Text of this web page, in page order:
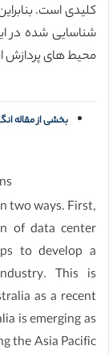
کلیدی است.
شناسایی شده در
محیط های پردازش
بخشی از مقاله
two ways. First,
of data center
to develop a
This is
as a recent
is emerging as
the Asia Pacific